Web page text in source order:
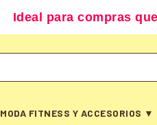
Ideal para compras
MODA FITNESS Y ACCESORIOS ▼